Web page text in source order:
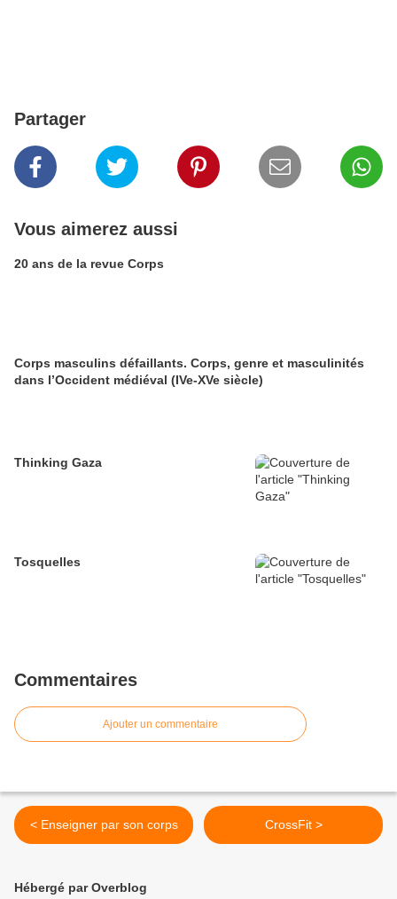
Partager
Vous aimerez aussi
20 ans de la revue Corps
Corps masculins défaillants. Corps, genre et masculinités
dans l’Occident médiéval (IVe-XVe siècle)
Thinking Gaza
Tosquelles
Commentaires
Ajouter un commentaire
< Enseigner par son corps CrossFit >
Hébergé par Overblog